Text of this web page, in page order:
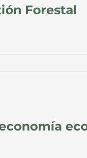
Forestal